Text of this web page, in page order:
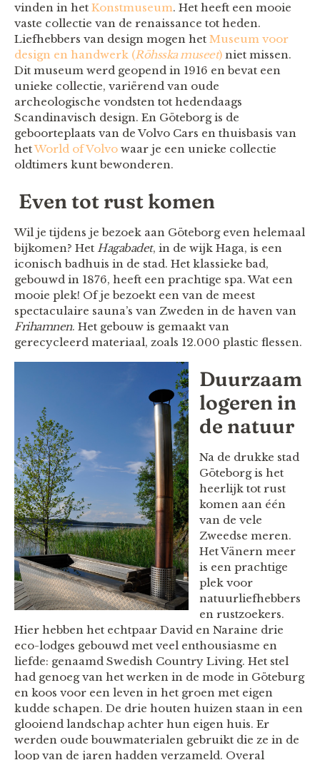
vinden in het Konstmuseum. Het heeft een mooie
vaste collectie van de renaissance tot heden.
Liefhebbers van design mogen het Museum voor
design en handwerk (Röhsska museet) niet missen.
Dit museum werd geopend in 1916 en bevat een
unieke collectie, variërend van oude
archeologische vondsten tot hedendaags
Scandinavisch design. En Göteborg is de
geboorteplaats van de Volvo Cars en thuisbasis van
hetWorld of Volvo waar je een unieke collectie
oldtimers kunt bewonderen.
Even tot rust komen
Wil je tijdens je bezoek aan Göteborg even helemaal
bijkomen? Het Hagabadet, in de wijk Haga, is een
iconisch badhuis in de stad. Het klassieke bad,
gebouwd in 1876, heeft een prachtige spa. Wat een
mooie plek! Of je bezoekt een van de meest
spectaculaire sauna’s van Zweden in de haven van
Frihamnen. Het gebouw is gemaakt van
gerecycleerd materiaal, zoals 12.000 plastic flessen.
Duurzaam
logeren in
de natuur
Na de drukke stad
Göteborg is het
heerlijk tot rust
komen aan één
van de vele
Zweedse meren.
Het Vänern meer
is een prachtige
plek voor
natuurliefhebbers
en rustzoekers.
Hier hebben het echtpaar David en Naraine drie
eco-lodges gebouwd met veel enthousiasme en
liefde: genaamd Swedish Country Living. Het stel
had genoeg van het werken in de mode in Göteburg
en koos voor een leven in het groen met eigen
kudde schapen. De drie houten huizen staan in een
glooiend landschap achter hun eigen huis. Er
werden oude bouwmaterialen gebruikt die ze in de
loop van de jaren hadden verzameld. Overal